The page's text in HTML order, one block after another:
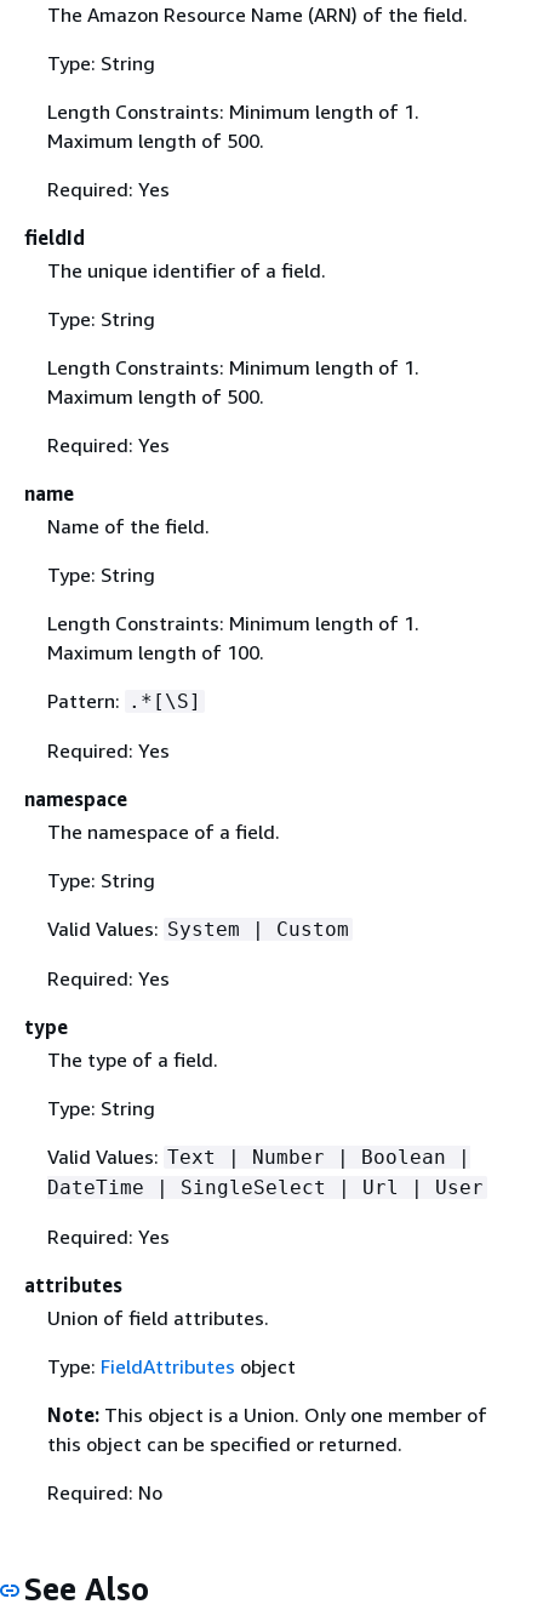
The Amazon Resource Name (ARN) of the field.
Type: String
Length Constraints: Minimum length of 1.
Maximum length of 500.
Required: Yes
fieldId
The unique identifier of a field.
Type: String
Length Constraints: Minimum length of 1.
Maximum length of 500.
Required: Yes
name
Name of the field.
Type: String
Length Constraints: Minimum length of 1.
Maximum length of 100.
Pattern: .*[\S]
Required: Yes
namespace
The namespace of a field.
Type: String
Valid Values: System | Custom
Required: Yes
type
The type of a field.
Type: String
Valid Values: Text | Number | Boolean |
DateTime | SingleSelect | Url | User
Required: Yes
attributes
Union of field attributes.
Type: FieldAttributes object
Note: This object is a Union. Only one member of
this object can be specified or returned.
Required: No
See Also